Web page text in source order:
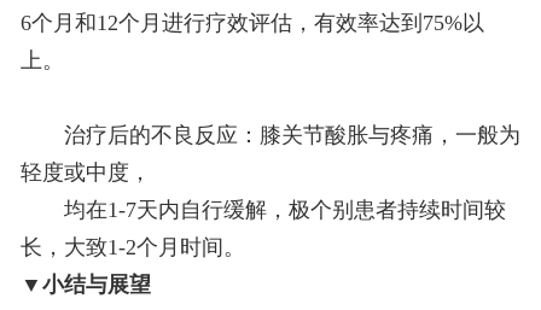
6个月和12个月进行疗效评估，有效率达到75%以
上。
治疗后的不良反应：膝关节酸胀与疼痛，一般为
轻度或中度，
均在1-7天内自行缓解，极个别患者持续时间较
长，大致1-2个月时间。
▼ 小结与展望